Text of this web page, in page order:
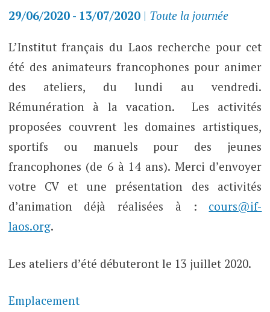
29/06/2020 - 13/07/2020| Toute la journée
L’Institut français du Laos recherche pour cet
été des animateurs francophones pour animer
des ateliers, du lundi au vendredi.
Rémunération à la vacation. Les activités
proposées couvrent les domaines artistiques,
sportifs ou manuels pour des jeunes
francophones (de 6 à 14 ans). Merci d’envoyer
votre CV et une présentation des activités
d’animation déjà réalisées à : cours@if-
laos.org.
Les ateliers d’été débuteront le 13 juillet 2020.
Emplacement